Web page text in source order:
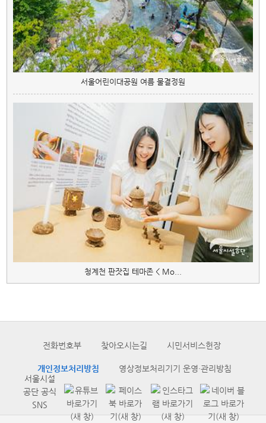
서울어린이대공원 여름 물결정원
청계천 판잣집 테마존 < Mo...
전화번호부 찾아오시는길 시민서비스헌장
개인정보처리방침
영상정보처리기기 운영·관리방침
서울시설
공단 공식
SNS